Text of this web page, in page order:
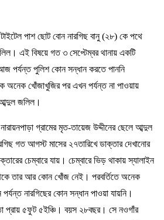
টাইটেল পাশ ছোট বোন নারগিছ বানু (২৮) কে পথে
এই বিষয়ে গত ৩ সেপ্টেম্বর থানায় একটি
আজ পর্যন্ত পুলিশ কোন সন্ধান করতে পাননি
অনেক খোঁজাখুজির পর এখন পর্যন্ত না পাওয়ায়
জলিল।
গ্রামের মৃত-তায়েজ উদ্দীনের ছেলে আব্দুল
গত আগস্ট মাসের ২৭তারিখে ডাক্তার দেখানোর
চেম্বারে যায়। চেম্বারে ভিড় থাকায় স্যালাইন
তার আর কোন খোঁজ নেই। পরবর্তিতে অনেক
নারগিছের কোন সন্ধান পাওয়া যায়নি।
প্রায় ৫ফুট ৫ইঞ্চি। বয়স ২৮বছর। সে নওগাঁর